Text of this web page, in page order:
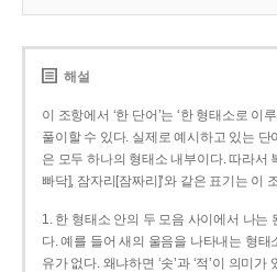
해설
이 조항에서 ‘한 단어’는 ‘한 형태소로 이
풀이할 수 있다. 실제로 예시하고 있는
은 모두 하나의 형태소 내부이다. 따라서
빠닥], 잠자리[잠짜리]’와 같은 표기는 이
1. 한 형태소 안의 두 모음 사이에서 나는
다. 예를 들어 새의 울음을 나타내는 형태
유가 없다. 왜냐하면 ‘솟’과 ‘적’이 의미